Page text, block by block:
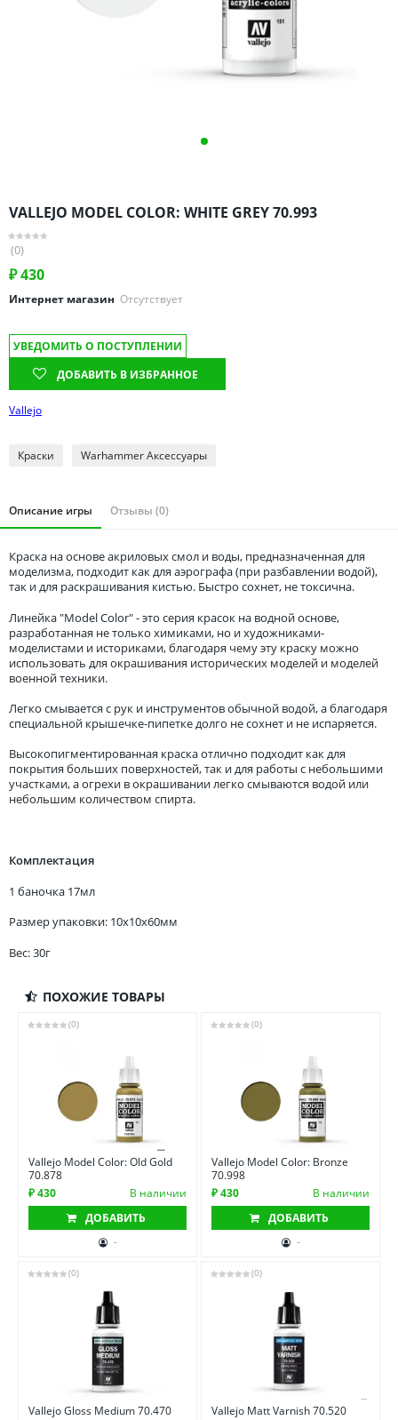
Саратовская область
Свердловская область
Смоленская область
Ставропольский край
Татарстан
Тверская область
Удмуртия
VALLEJO MODEL COLOR: WHITE GREY 70.993
(0)
₽430
Интернет магазин Отсутствует
УВЕДОМИТЬ О ПОСТУПЛЕНИИ
ДОБАВИТЬ В ИЗБРАННОЕ
Vallejo
Краски Warhammer Аксессуары
Описание игры Отзывы (0)
Краска на основе акриловых смол и воды, предназначенная для
моделизма, подходит как для аэрографа (при разбавлении водой),
так и для раскрашивания кистью. Быстро сохнет, не токсична.
Линейка "Model Color" - это серия красок на водной основе,
разработанная не только химиками, но и художниками-
моделистами и историками, благодаря чему эту краску можно
использовать для окрашивания исторических моделей и моделей
военной техники.
Легко смывается с рук и инструментов обычной водой, а благодаря
специальной крышечке-пипетке долго не сохнет и не испаряется.
Высокопигментированная краска отлично подходит как для
покрытия больших поверхностей, так и для работы с небольшими
участками, а огрехи в окрашивании легко смываются водой или
небольшим количеством спирта.
Комплектация
1 баночка 17мл
Размер упаковки: 10x10x60мм
Вес: 30г
ПОХОЖИЕ ТОВАРЫ
(0)
Vallejo Model Color: Old Gold
70.878
₽ 430
В наличии
ДОБАВИТЬ
-
(0)
Vallejo Model Color: Bronze
70.998
₽ 430
В наличии
ДОБАВИТЬ
-
(0)
Vallejo Gloss Medium 70.470
(0)
Vallejo Matt Varnish 70.520